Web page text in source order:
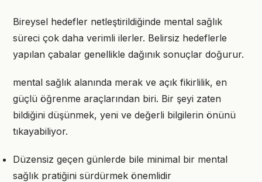
Bireysel hedefler netleştirildiğinde mental sağlık
süreci çok daha verimli ilerler. Belirsiz hedeflerle
yapılan çabalar genellikle dağınık sonuçlar doğurur.
mental sağlık alanında merak ve açık fikirlilik, en
güçlü öğrenme araçlarından biri. Bir şeyi zaten
bildiğini düşünmek, yeni ve değerli bilgilerin önünü
tıkayabiliyor.
Düzensiz geçen günlerde bile minimal bir mental
sağlık pratiğini sürdürmek önemlidir